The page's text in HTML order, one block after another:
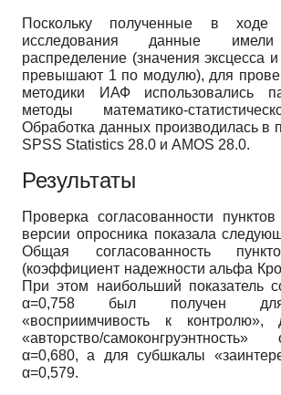
Поскольку полученные в ходе
исследования данные
распределение (значения эксцесса
превышают 1 по модулю), для
методики ИАФ использовались
методы математико-
Обработка данных производилась в
SPSS Statistics 28.0 и AMOS 28.0.
Результаты
Проверка согласованности пунктов
версии опросника показала
Общая согласованность
(коэффициент надежности альфа
При этом наибольший показатель
α=0,758 был получен
«восприимчивость к контролю»,
«авторство/
α=0,680, а для субшкалы
α=0,579.